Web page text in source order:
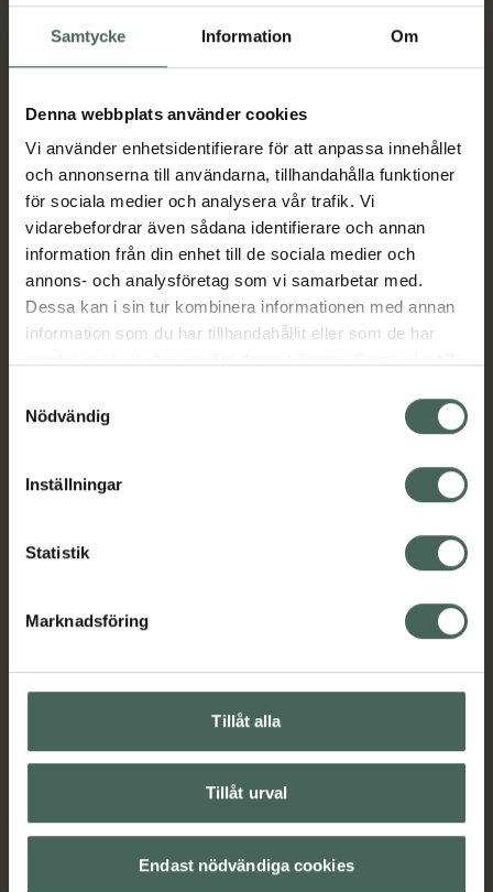
Samtycke Information Om
Denna webbplats använder cookies
Vi använder enhetsidentifierare för att anpassa innehållet
och annonserna till användarna, tillhandahålla funktioner
för sociala medier och analysera vår trafik. Vi
vidarebefordrar även sådana identifierare och annan
information från din enhet till de sociala medier och
annons- och analysföretag som vi samarbetar med.
Dessa kan i sin tur kombinera informationen med annan
information som du har tillhandahållit eller som de har
återkalla ditt samtycke via webbplatsens
cookieinställningar. Ett återkallat samtycke påverkar inte
lagligheten av behandling som skett innan återkallelsen.
Nödvändig
Inställningar
Statistik
Marknadsföring
Tillåt alla
Tillåt urval
Endast nödvändiga cookies
bevisats återställa den naturliga balansen i
hudens mikrobiom, stärka hudens
Mikrobiotiskt skogsextrakt har även visats
minska rodnad och irritation och öka
produkten av kollagen som bromsar
åldrandet. Allt detta ger en frisk, balanserad
och strålande hy
.Microbiome Strengthening Body Lotion har
en rik men icke-fet konsistens som absorberas
lätt av huden och gör den mjuk och silkeslen.
doft av skog. Microbiome Strengthenin
EAN:06430058512363
Bodylotion
Innehåll Visa
Upptäck flera produkter inom
Hudvård